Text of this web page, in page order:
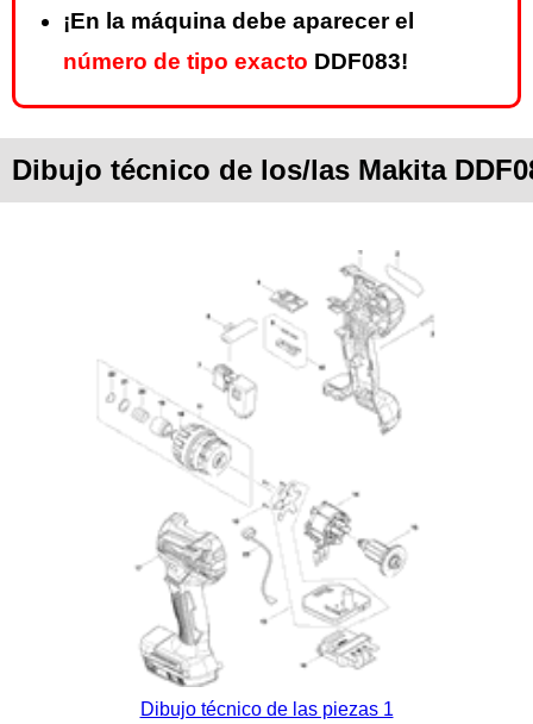
¡En la máquina debe aparecer el
número de tipo exacto DDF083!
Dibujo técnico de los/las Makita
Dibujo técnico de las piezas 1